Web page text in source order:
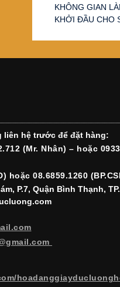
KHÔNG GIAN
KHỞI ĐẦU CHO
liên hệ trước để đặt hàng:
(Mr. Nhân) – hoặc
hoặc 08.6859.1260
P.7, Quận Bình Thạnh,